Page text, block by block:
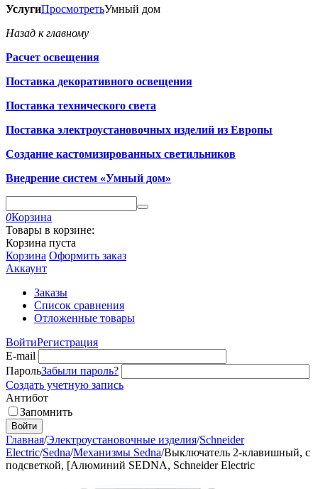
УслугиПросмотретьУмный дом
Назад к главному
Расчет освещения
Поставка декоративного освещения
Поставка технического света
Поставка электроустановочных изделий из Европы
Создание кастомизированных светильников
Внедрение систем «Умный дом»
0Корзина
Товары в корзине:
Корзина пуста
Корзина Оформить заказ
Аккаунт
Заказы
Список сравнения
Отложенные товары
ВойтиРегистрация
E-mail
ПарольЗабыли пароль?
Создать учетную запись
Антибот
Запомнить
Войти
Главная/Электроустановочные изделия/Schneider
Electric/Sedna/Механизмы Sedna/Выключатель 2-клавишный, с
подсветкой, [Алюминий SEDNA, Schneider Electric